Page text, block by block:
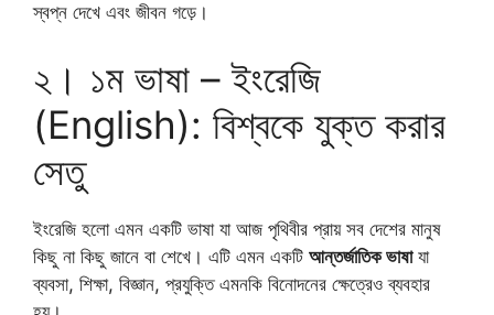
স্বপ্ন দেখে এবং জীবন গড়ে।
২। ১ম ভাষা – ইংরেজি
(English): বিশ্বকে যুক্ত করার
সেতু
ইংরেজি হলো এমন একটি ভাষা যা আজ পৃথিবীর প্রায় সব দেশের মানুষ
কিছু না কিছু জানে বা শেখে। এটি এমন একটি আন্তর্জাতিক ভাষাযা
ব্যবসা, শিক্ষা, বিজ্ঞান, প্রযুক্তি এমনকি বিনোদনের ক্ষেত্রেও ব্যবহার